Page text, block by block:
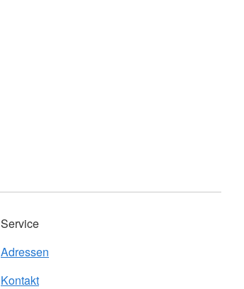
Service
Adressen
Kontakt